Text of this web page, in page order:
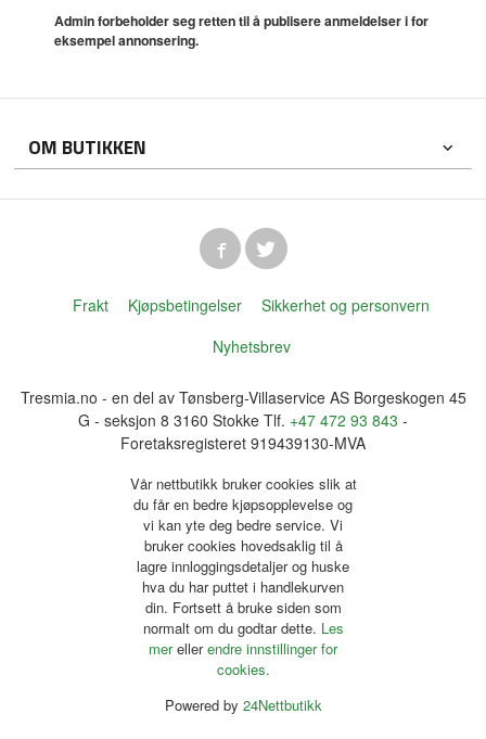
Admin forbeholder seg retten til å publisere anmeldelser i for
eksempel annonsering.
OM BUTIKKEN
Frakt Kjøpsbetingelser
Sikkerhet og personvern
Nyhetsbrev
Tresmia.no - en del av Tønsberg-Villaservice AS Borgeskogen 45
G - seksjon 8 3160 Stokke Tlf. +47 472 93 843 -
Foretaksregisteret 919439130-MVA
Vår nettbutikk bruker cookies slik at
du får en bedre kjøpsopplevelse og
vi kan yte deg bedre service. Vi
bruker cookies hovedsaklig til å
lagre innloggingsdetaljer og huske
hva du har puttet i handlekurven
din. Fortsett å bruke siden som
normalt om du godtar dette. Les
merellerendre innstillinger for
cookies.
Powered by 24Nettbutikk